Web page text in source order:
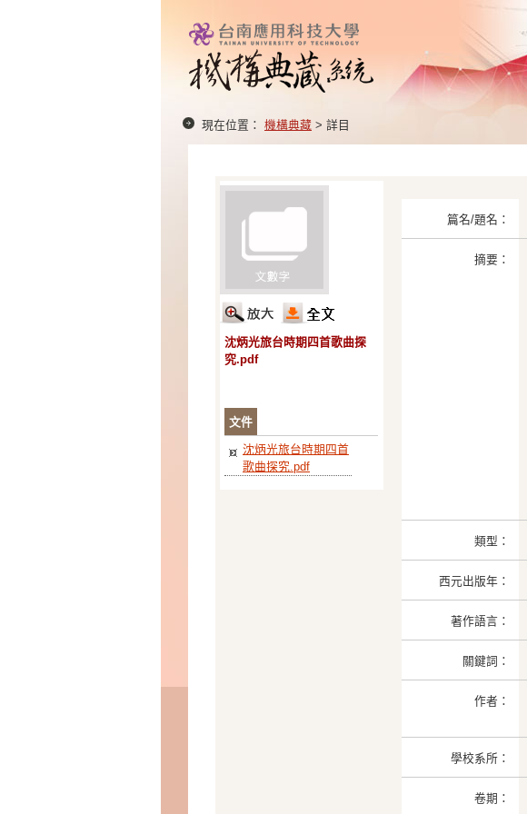
現在位置： 機構典藏 > 詳目
沈炳光旅台時期四首歌曲探
究.pdf
文件
沈炳光旅台時期四首
歌曲探究.pdf
篇名/題名：
摘要：
類型：
西元出版年：
著作語言：
關鍵詞：
作者：
學校系所：
卷期：